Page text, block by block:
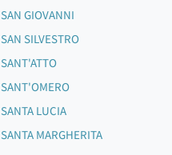
SAN GIOVANNI
SAN SILVESTRO
SANT'ATTO
SANT'OMERO
SANTA LUCIA
SANTA MARGHERITA